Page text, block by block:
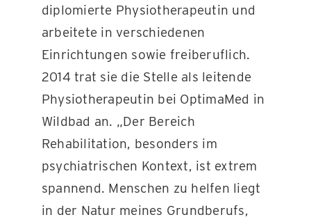
diplomierte Physiotherapeutin und
arbeitete in verschiedenen
Einrichtungen sowie freiberuflich.
2014 trat sie die Stelle als leitende
Physiotherapeutin bei OptimaMed in
Wildbad an. „Der Bereich
Rehabilitation, besonders im
psychiatrischen Kontext, ist extrem
spannend. Menschen zu helfen liegt
in der Natur meines Grundberufs,